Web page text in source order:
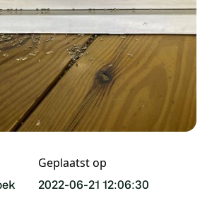
Geplaatst op
2022-06-21 12:06:30